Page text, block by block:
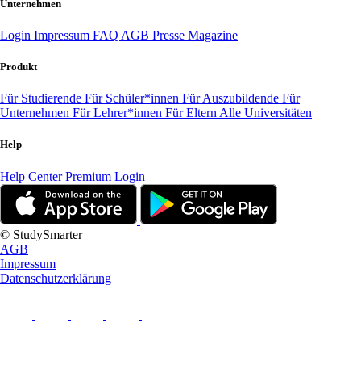
Unternehmen
Login Impressum FAQ AGB Presse Magazine
Produkt
Für Studierende Für Schüler*innen Für Auszubildende Für
Unternehmen Für Lehrer*innen Für Eltern Alle Universitäten
Help
Help CenterPremium Login
© StudySmarter
AGB
Impressum
Datenschutzerklärung